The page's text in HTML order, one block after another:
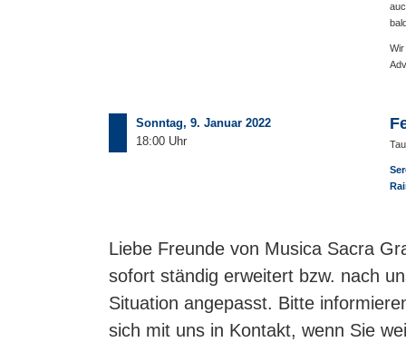
Sonntag, 9. Januar 2022
18:00 Uhr
Liebe Freunde von Musica Sacra
sofort ständig erweitert bzw. nach
Situation angepasst. Bitte
sich mit uns in Kontakt, wenn Sie